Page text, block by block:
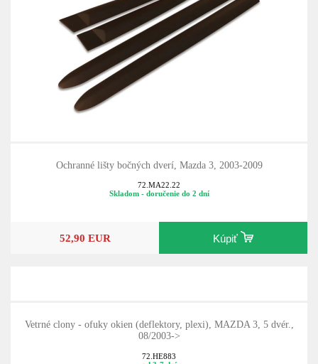
Ochranné lišty bočných dverí, Mazda 3, 2003-2009
72.MA22.22
Skladom - doručenie do 2 dní
52,90 EUR Kúpiť
Vetrné clony - ofuky okien (deflektory, plexi), MAZDA 3, 5 dvér.,
08/2003->
72.HE883